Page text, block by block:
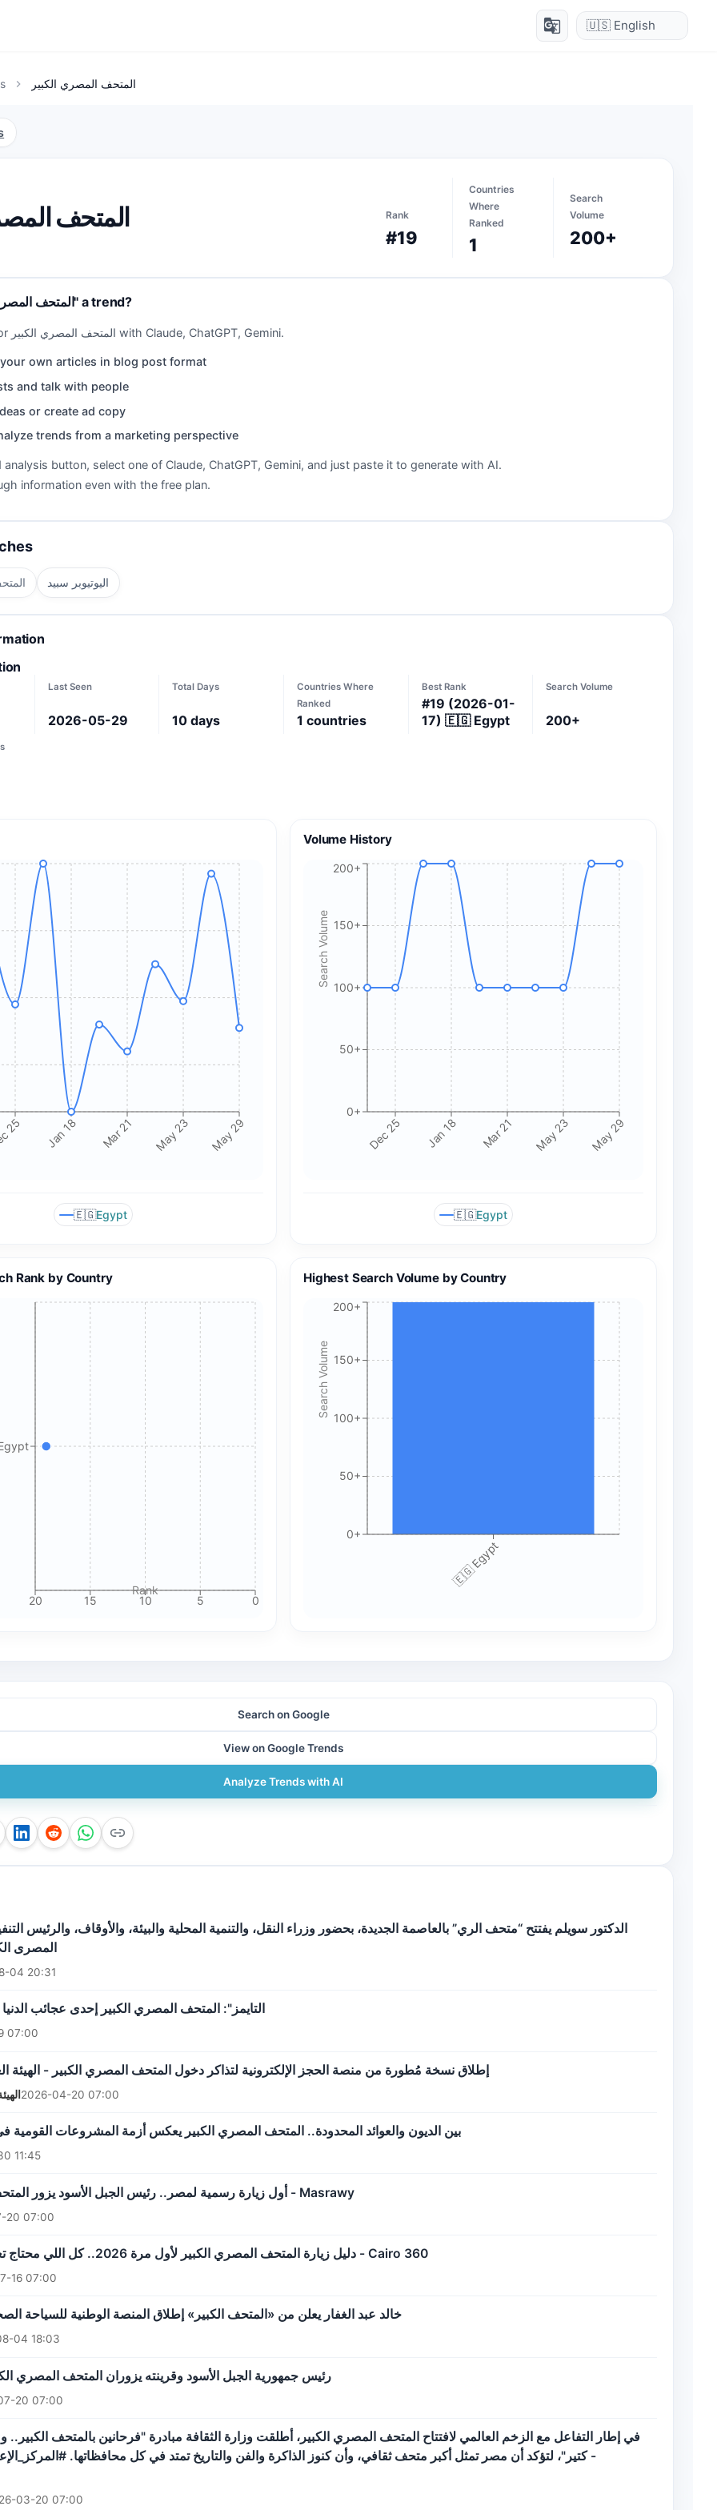
🍪 Cookie & ad choices
On the web, Google AdSense and GA4 may use cookies and
similar technologies. In apps, Google AdMob and Firebase
Analytics may use device identifiers. See our Privacy Policy
Accept All Cookies Accept Essential Only
Please review our privacy policy for more details.
g_translate
chevron_right المتحف المصري الكبير
المتحف Rank
#19
Countries
Where
Ranked
1
Search
Volume
200+
Why is "المتحف المصري الكبير" a trend?
Analyze trends for المتحف المصري الكبير with Claude, ChatGPT, Gemini.
own articles in blog post format
and talk with people
or create ad copy
trends from a marketing perspective
analysis button, select one of Claude, ChatGPT, Gemini, and just paste it to generate with AI.
information even with the free plan.
اليوتيوبر سبيد
Last Seen
2026-05-29
Total Days
10 days
Countries Where
Ranked
1 countries
Best Rank
#19 (2026-01-
17) 🇪🇬 Egypt
Search Volume
200+
25 Jan 18 Mar 21 May 23 May 29
🇪🇬Egypt
Volume History
Dec 25 Jan 18 Mar 21 May 23 May 29
0+
50+
100+
150+
200+
Search Volume
🇪🇬Egypt
Rank by Country
0
5
10
15
20
Rank
Highest Search Volume by Country
🇪🇬 Egypt
0+
50+
100+
150+
200+
Search Volume
Search on Google
View on Google Trends
Analyze Trends with AI
الدكتور سويلم يفتتح “متحف الري” بالعاصمة الجديدة، بحضور وزراء النقل، والتنمية المحلية والبيئة، والأوقاف، والرئيس
المصرى
04 20:31
"التايمز": المتحف المصري الكبير إحدى عجائب الدنيا
07:00
إطلاق نسخة مُطورة من منصة الحجز الإلكترونية لتذاكر دخول المتحف المصري الكبير - الهيئة
2026-04-20 07:00
بين الديون والعوائد المحدودة.. المتحف المصري الكبير يعكس أزمة المشروعات القومية
11:45
أول زيارة رسمية لمصر.. رئيس الجبل الأسود يزور المتحف المصري الكبير - Masrawy
20 07:00
دليل زيارة المتحف المصري الكبير لأول مرة 2026.. كل اللي محتاج تعرفه قبل ما تروح - Cairo 360
16 07:00
خالد عبد الغفار يعلن من «المتحف الكبير» إطلاق المنصة الوطنية للسياحة
04 18:03
رئيس جمهورية الجبل الأسود وقرينته يزوران المتحف المصري
20 07:00
في إطار التفاعل مع الزخم العالمي لافتتاح المتحف المصري الكبير، أطلقت وزارة الثقافة مبادرة "فرحانين بالمتحف
كتير"، لتؤكد أن مصر تمثل أكبر متحف ثقافي، وأن كنوز الذاكرة والفن والتاريخ تمتد في كل محافظاتها.
03-20 07:00